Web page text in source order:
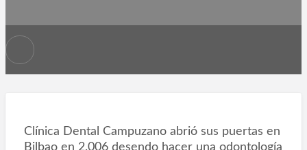
Clínica Dental Campuzano abrió sus puertas en
Bilbao en 2.006 desendo hacer una odontología